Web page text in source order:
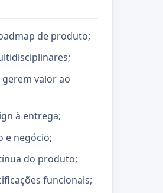
de produto;
valor ao
à entrega;
e negócio;
do produto;
funcionais;